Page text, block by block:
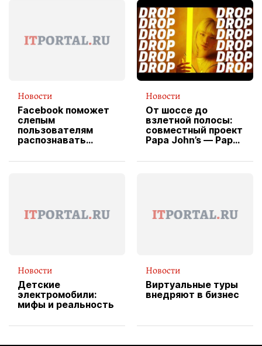
Новости
Facebook поможет
слепым
пользователям
распознавать
Новости
От шоссе до
взлетной полосы:
совместный проект
Papa John’s — Papa
вводит
Новости
Детские
электромобили:
мифы и реальность
Новости
Виртуальные туры
внедряют в бизнес